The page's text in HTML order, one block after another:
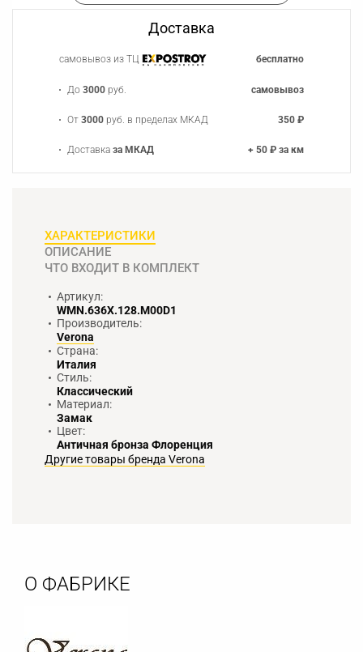
Доставка
самовывоз из ТЦ бесплатно
До3000 руб. самовывоз
От3000 руб. в пределах МКАД 350 ₽
Доставказа МКАД + 50 ₽ за км
ХАРАКТЕРИСТИКИ
ОПИСАНИЕ
ЧТО ВХОДИТ В КОМПЛЕКТ
Артикул:
WMN.636X.128.M00D1
Производитель:
Verona
Страна:
Италия
Стиль:
Классический
Материал:
Замак
Цвет:
Античная бронза Флоренция
Другие товары бренда Verona
О ФАБРИКЕ